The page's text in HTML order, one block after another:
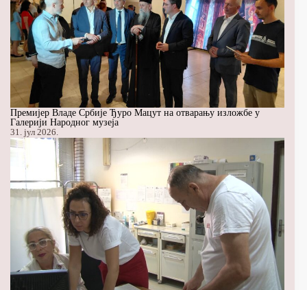
Премијер Владе Србије Ђуро Мацут на отварању изложбе у
Галерији Народног музеја
31. јул 2026.